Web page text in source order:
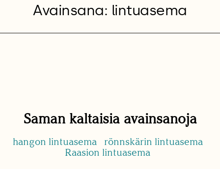
Avainsana: lintuasema
Saman kaltaisia avainsanoja
hangon lintuasema
rönnskärin lintuasema
Raasion lintuasema